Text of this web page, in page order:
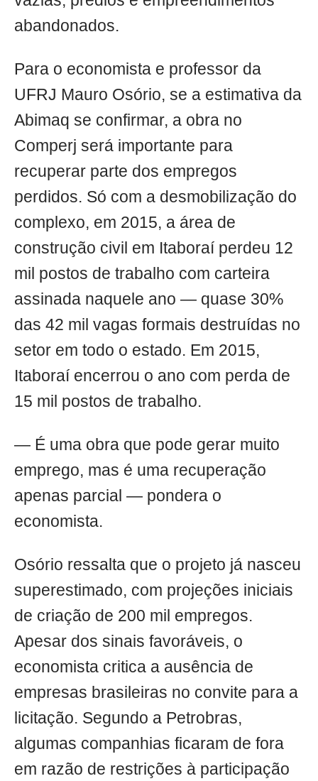
abandonados.
Para o economista e professor da
UFRJ Mauro Osório, se a estimativa da
Abimaq se confirmar, a obra no
Comperj será importante para
recuperar parte dos empregos
perdidos. Só com a desmobilização do
complexo, em 2015, a área de
construção civil em Itaboraí perdeu 12
mil postos de trabalho com carteira
assinada naquele ano — quase 30%
das 42 mil vagas formais destruídas no
setor em todo o estado. Em 2015,
Itaboraí encerrou o ano com perda de
15 mil postos de trabalho.
— É uma obra que pode gerar muito
emprego, mas é uma recuperação
apenas parcial — pondera o
economista.
Osório ressalta que o projeto já nasceu
superestimado, com projeções iniciais
de criação de 200 mil empregos.
Apesar dos sinais favoráveis, o
economista critica a ausência de
empresas brasileiras no convite para a
licitação. Segundo a Petrobras,
algumas companhias ficaram de fora
em razão de restrições à participação